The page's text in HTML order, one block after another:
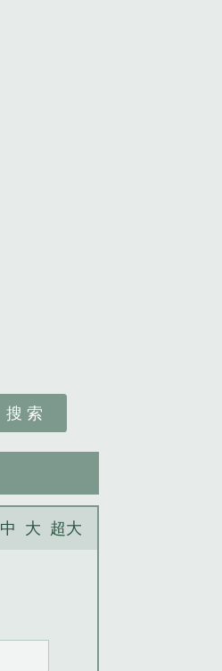
搜 索
中 大 超大